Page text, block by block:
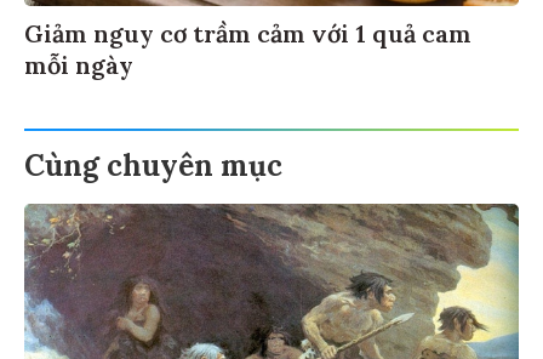
Giảm nguy cơ trầm cảm với 1 quả cam
mỗi ngày
Cùng chuyên mục